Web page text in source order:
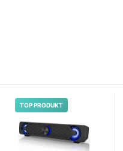
TOP PRODUKT